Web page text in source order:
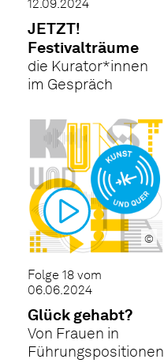
12.09.2024
JETZT!
Festivalträume
die Kurator*innen
im Gespräch
©
Folge 18 vom
06.06.2024
Glück gehabt?
Von Frauen in
Führungspositionen